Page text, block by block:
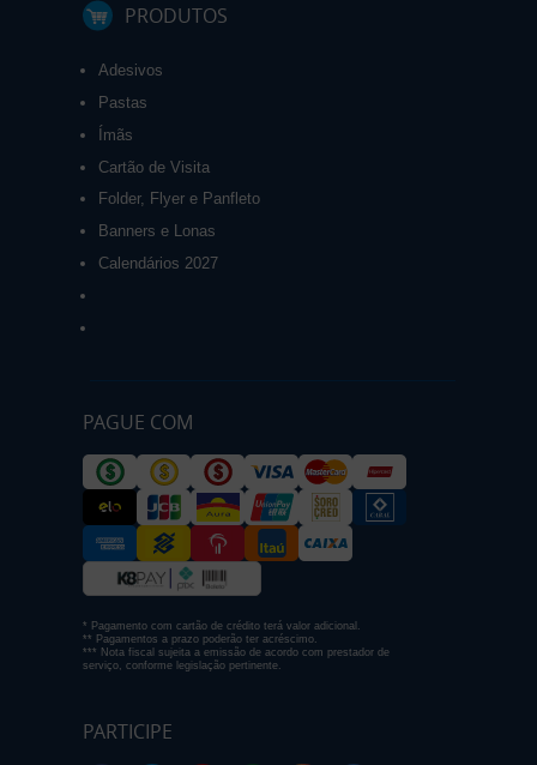
PRODUTOS
Adesivos
Pastas
Ímãs
Cartão de Visita
Folder, Flyer e Panfleto
Banners e Lonas
Calendários 2027
PAGUE COM
* Pagamento com cartão de crédito terá valor adicional.
** Pagamentos a prazo poderão ter acréscimo.
*** Nota fiscal sujeita a emissão de acordo com prestador de
serviço, conforme legislação pertinente.
PARTICIPE